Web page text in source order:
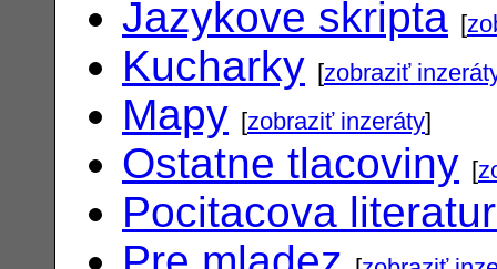
Jazykove skripta [
Kucharky [zobraziť
Mapy [zobraziť inzeráty]
Ostatne tlacoviny [
Pocitacova